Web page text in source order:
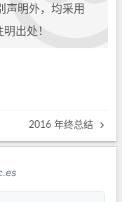
声明外，均采用
出处！
2016 年终总结